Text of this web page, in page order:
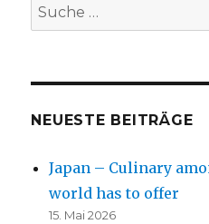
Suche
nach:
NEUESTE BEITRÄGE
Japan – Culinary
world has to offer
15. Mai 2026